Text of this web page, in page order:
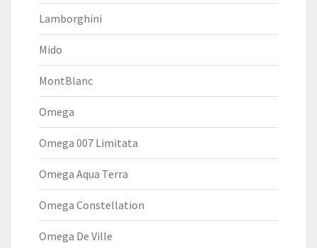
Lamborghini
Mido
MontBlanc
Omega
Omega 007 Limitata
Omega Aqua Terra
Omega Constellation
Omega De Ville